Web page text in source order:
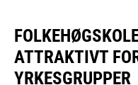
ATTRAKTIVT
YRKESGRUPPER